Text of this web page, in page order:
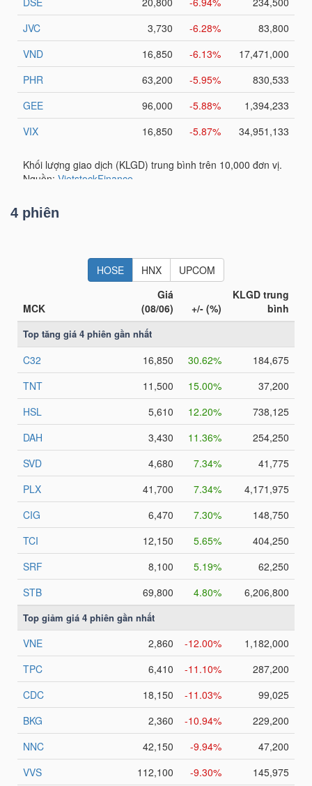
4 phiên
CỤ
ĐẦU
TRUY
XUẤT
LIỆU
Ngành
NĂNG
LƯỢNG
NGUYÊN
VẬT
NGHIỆP
DÙNG
KHÔNG
THIẾT